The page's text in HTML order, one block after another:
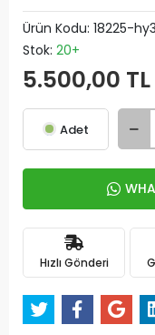
Ürün Kodu: 18225-
Stok: 20+
5.500,00 TL
Adet
Hızlı Gönderi